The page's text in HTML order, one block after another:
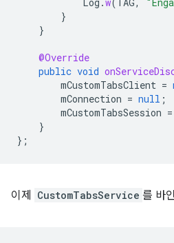
Log .w(TAG,
}
}
@Override
public void
mCustomTabsClient =
mConnection = null ;
mCustomTabsSession =
}
};
이제 CustomTabsService 를 바